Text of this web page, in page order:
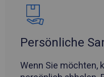
Persönliche
Wenn Sie möchten,